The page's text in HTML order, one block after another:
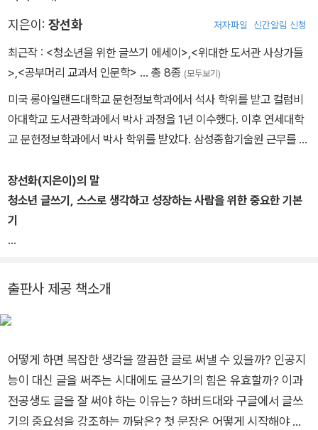
다면 자신을 더 단단하게 성장시키는 기쁨을 얻을 수 있을 것이다.
지은이: 장선화 저자파일 신간알림 신청
최근작 : <청소년을 위한 글쓰기 에세이>,<위대한 도서관 사상가들
>,<공부머리 교과서 인문학> … 총 8종 (모두보기)
미국 롱아일랜드대학교 문헌정보학과에서 석사 학위를 받고 컬럼비
아대학교 도서관학과에서 박사 과정을 1년 이수했다. 이후 연세대학
교 문헌정보학과에서 박사 학위를 받았다. 삼성종합기술원 근무를 거
을 써왔으며, 《포춘코리아》 선임기자로 활동하고 있다. 서울경제신문
부설 백상경제연구원 연구위원으로 교육 사업을 시작하여, 2013년
부터 서울시교육청과 공동으로 기획 운영한 고전인문아카데미의 ‘고
년을 위한 글쓰기 및 미디어 관련 강의를 하고 있다. 지금까지『퇴근길
인문학 수업』 시리즈를 기획하였으며, 『장선화의 교실밖 글쓰기』『사
문학 콘서트 2』(공저) 등을 펴냈다.
장선화(지은이)의 말
청소년 글쓰기, 스스로 생각하고 성장하는 사람을 위한 중요한 기본
기
알려줍니다. 이과 전공자라고 해서 글쓰기를 소홀히 해서는 안 되는
이유도 알려줍니다. 아울러 평소에 연습해 두면 글쓰기가 편해지는
몇 가지 노하우를 소개합니다. 책을 읽었다고 해서 곧바로 글이 술술
있을 겁니다. 글이란 스스로 생각하게 만드는 매력을 지니고 있다는
점이지요. 생각은 사람을 성장하게 합니다. 성장에는 즐거움이 뒤따
르죠. 성장해서 즐겁고, 더불어 다른 사람과 소통해서 행복해질 수 있
는 힘이 바로 글쓰기에서 나옵니다.
출판사 제공 책소개
어떻게 하면 복잡한 생각을 깔끔한 글로 써낼 수 있을까? 인공지
능이 대신 글을 써주는 시대에도 글쓰기의 힘은 유효할까? 이과
전공생도 글을 잘 써야 하는 이유는? 하버드대와 구글에서 글쓰
기의 중요성을 강조하는 까닭은? 첫 문장은 어떻게 시작해야 할